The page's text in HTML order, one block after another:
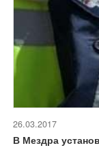
26.03.2017
В Мездра